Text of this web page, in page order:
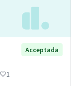
Acceptada
1